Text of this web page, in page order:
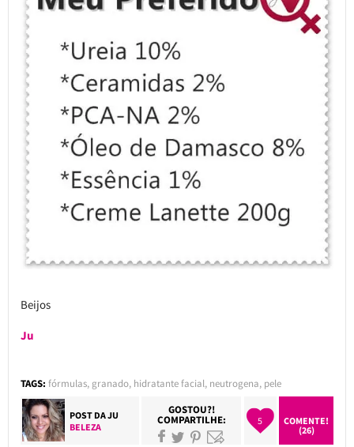
Beijos
Ju
TAGS: fórmulas, granado, hidratante facial, neutrogena, pele
POST DAJU
BELEZA
GOSTOU?!
COMPARTILHE: 5
COMENTE!
(26)